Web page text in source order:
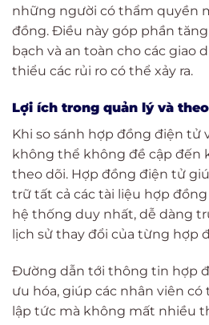
những người có thẩm quyền
đồng. Điều này góp phần
bạch và an toàn cho các giao
thiểu các rủi ro có thể xảy ra.
Lợi ích trong quản lý và
Khi so sánh hợp đồng điện tử
không thể không đề cập đến
theo dõi. Hợp đồng điện tử
trữ tất cả các tài liệu hợp
hệ thống duy nhất, dễ dàng
lịch sử thay đổi của từng hợp
Đường dẫn tới thông tin hợp
ưu hóa, giúp các nhân viên
lập tức mà không mất nhiều